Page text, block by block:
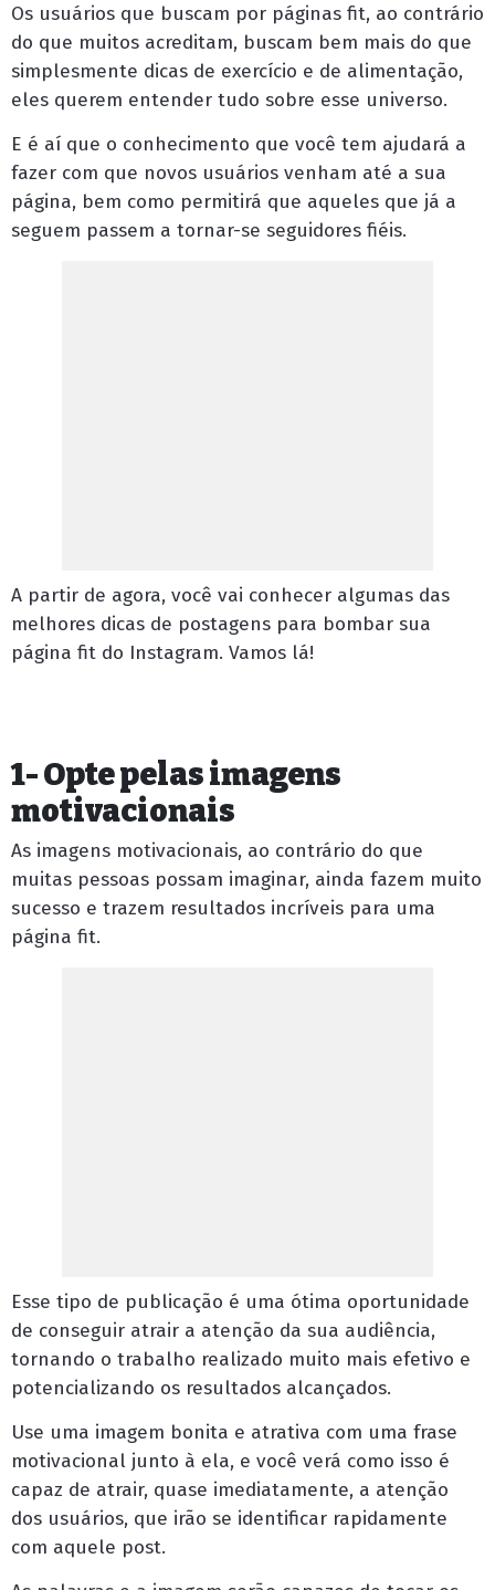
Os usuários que buscam por páginas fit, ao contrário
do que muitos acreditam, buscam bem mais do que
simplesmente dicas de exercício e de alimentação,
eles querem entender tudo sobre esse universo.
E é aí que o conhecimento que você tem ajudará a
fazer com que novos usuários venham até a sua
página, bem como permitirá que aqueles que já a
seguem passem a tornar-se seguidores fiéis.
A partir de agora, você vai conhecer algumas das
melhores dicas de postagens para bombar sua
página fit do Instagram. Vamos lá!
1- Opte pelas imagens
motivacionais
As imagens motivacionais, ao contrário do que
muitas pessoas possam imaginar, ainda fazem muito
sucesso e trazem resultados incríveis para uma
página fit.
Esse tipo de publicação é uma ótima oportunidade
de conseguir atrair a atenção da sua audiência,
tornando o trabalho realizado muito mais efetivo e
potencializando os resultados alcançados.
Use uma imagem bonita e atrativa com uma frase
motivacional junto à ela, e você verá como isso é
capaz de atrair, quase imediatamente, a atenção
dos usuários, que irão se identificar rapidamente
com aquele post.